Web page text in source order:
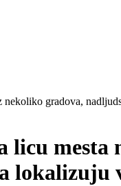
nekoliko gradova,
mesta
lokalizuju